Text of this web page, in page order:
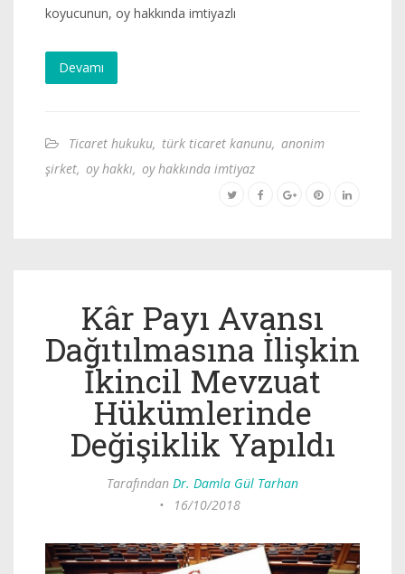
koyucunun, oy hakkında imtiyazlı
Devamı
Ticaret hukuku, türk ticaret kanunu, anonim
şirket, oy hakkı, oy hakkında imtiyaz
Kâr Payı Avansı
Dağıtılmasına İlişkin
İkincil Mevzuat
Hükümlerinde
Değişiklik Yapıldı
Tarafından Dr. Damla Gül Tarhan
•
16/10/2018